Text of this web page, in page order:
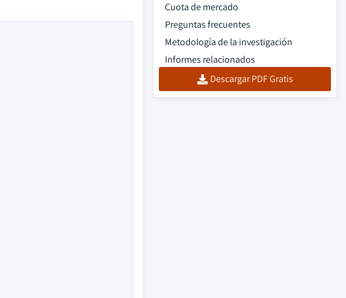
Cuota de mercado
Preguntas frecuentes
Metodología de la investigación
Informes relacionados
Descargar PDF Gratis